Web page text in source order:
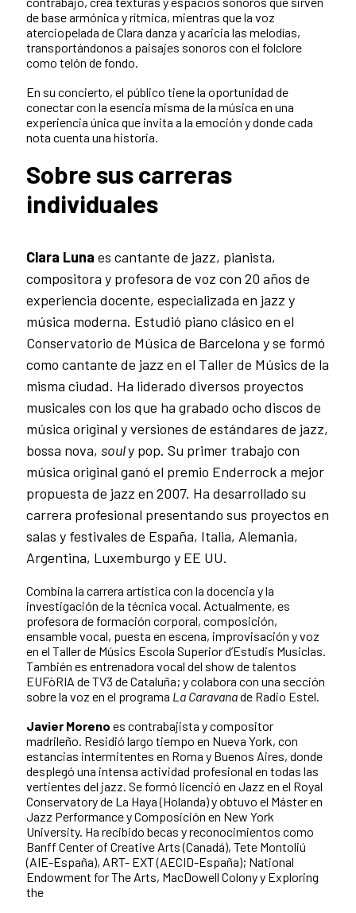
de base armónica y rítmica, mientras que la voz
aterciopelada de Clara danza y acaricia las melodías,
transportándonos a paisajes sonoros con el folclore
como telón de fondo.
En su concierto, el público tiene la oportunidad de
conectar con la esencia misma de la música en una
experiencia única que invita a la emoción y donde cada
nota cuenta una historia.
Sobre sus carreras
individuales
Clara Luna es cantante de jazz, pianista,
compositora y profesora de voz con 20 años de
experiencia docente, especializada en jazz y
música moderna. Estudió piano clásico en el
Conservatorio de Música de Barcelona y se formó
como cantante de jazz en el Taller de Músics de la
misma ciudad. Ha liderado diversos proyectos
musicales con los que ha grabado ocho discos de
música original y versiones de estándares de jazz,
bossa nova, souly pop. Su primer trabajo con
música original ganó el premio Enderrock a mejor
propuesta de jazz en 2007. Ha desarrollado su
carrera profesional presentando sus proyectos en
salas y festivales de España, Italia, Alemania,
Argentina, Luxemburgo y EE UU.
Combina la carrera artística con la docencia y la
investigación de la técnica vocal. Actualmente, es
profesora de formación corporal, composición,
ensamble vocal, puesta en escena, improvisación y voz
en el Taller de Músics Escola Superior d’Estudis Musiclas.
También es entrenadora vocal del show de talentos
EUFòRIA de TV3 de Cataluña; y colabora con una sección
sobre la voz en el programa La Caravanade Radio Estel.
Javier Moreno es contrabajista y compositor
madrileño. Residió largo tiempo en Nueva York, con
estancias intermitentes en Roma y Buenos Aires, donde
desplegó una intensa actividad profesional en todas las
vertientes del jazz. Se formó licenció en Jazz en el Royal
Conservatory de La Haya (Holanda) y obtuvo el Máster en
Jazz Performance y Composición en New York
University. Ha recibido becas y reconocimientos como
Banff Center of Creative Arts (Canadá), Tete Montoliú
(AIE-España), ART- EXT (AECID-España); National
Endowment for The Arts, MacDowell Colony y Exploring
the